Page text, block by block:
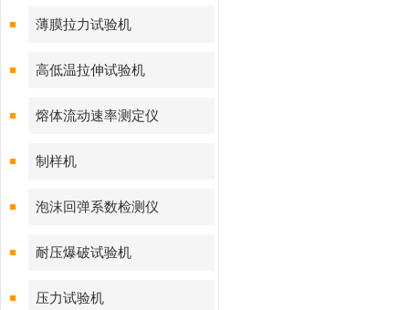
薄膜拉力试验机
高低温拉伸试验机
熔体流动速率测定仪
制样机
泡沫回弹系数检测仪
耐压爆破试验机
压力试验机